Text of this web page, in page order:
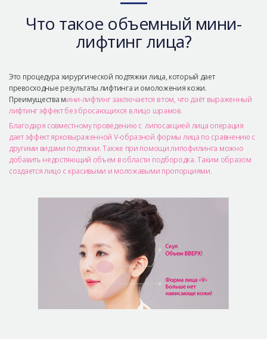
Консультация
Реальные До/После селфи
Что такое объемный мини-
лифтинг лица?
Это процедура хирургической подтяжки лица, который дает
превосходные результаты лифтинга и омоложения кожи.
Преимущества мини-лифтинг заключается в том, что даёт выраженный
лифтинг эффект без бросающихся в лицо шрамов.
Благодаря совместному проведению с липосакцией лица операция
дает эффект ярковыраженной V-образной формы лица по сравнению с
другими видами подтяжки. Также при помощи липофилинга можно
добавить недостяющий объем в области подбородка. Таким образом
создается лицо с красивыми и моложавыми пропорциями.